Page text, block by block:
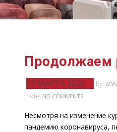
Продолжаем
27 МАРТА 2020 by:
note: NO COMMENTS
Несмотря на изменение
пандемию коронавируса,